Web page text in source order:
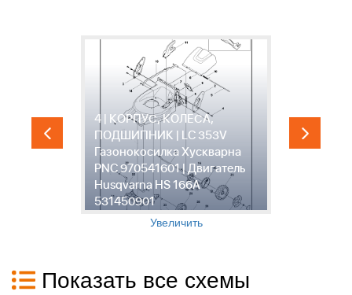
4 | КОРПУС, КОЛЕСА,
ПОДШИПНИК | LC 353V
Газонокосилка Хускварна
PNC 970541601 | Двигатель
Husqvarna HS 166A
531450901
Увеличить
Показать все схемы